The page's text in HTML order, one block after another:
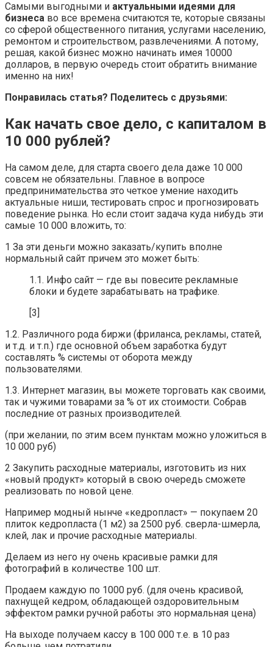
Самыми выгодными и актуальными идеями для
бизнеса во все времена считаются те, которые связаны
со сферой общественного питания, услугами населению,
ремонтом и строительством, развлечениями. А потому,
решая, какой бизнес можно начинать имея 10000
долларов, в первую очередь стоит обратить внимание
именно на них!
Понравилась статья? Поделитесь с друзьями:
Как начать свое дело, с капиталом в
10 000 рублей?
На самом деле, для старта своего дела даже 10 000
совсем не обязательны. Главное в вопросе
предпринимательства это четкое умение находить
актуальные ниши, тестировать спрос и прогнозировать
поведение рынка. Но если стоит задача куда нибудь эти
самые 10 000 вложить, то:
1 За эти деньги можно заказать/купить вполне
нормальный сайт причем это может быть:
1.1. Инфо сайт — где вы повесите рекламные
блоки и будете зарабатывать на трафике.
[3]
1.2. Различного рода биржи (фриланса, рекламы, статей,
и т.д. и т.п.) где основной объем заработка будут
составлять % системы от оборота между
пользователями.
1.3. Интернет магазин, вы можете торговать как своими,
так и чужими товарами за % от их стоимости. Собрав
последние от разных производителей.
(при желании, по этим всем пунктам можно уложиться в
10 000 руб)
2 Закупить расходные материалы, изготовить из них
«новый продукт» который в свою очередь сможете
реализовать по новой цене.
Например модный нынче «кедропласт» — покупаем 20
плиток кедропласта (1 м2) за 2500 руб. сверла-шмерла,
клей, лак и прочие расходные материалы.
Делаем из него ну очень красивые рамки для
фотографий в количестве 100 шт.
Продаем каждую по 1000 руб. (для очень красивой,
пахнущей кедром, обладающей оздоровительным
эффектом рамки ручной работы это нормальная цена)
На выходе получаем кассу в 100 000 т.е. в 10 раз